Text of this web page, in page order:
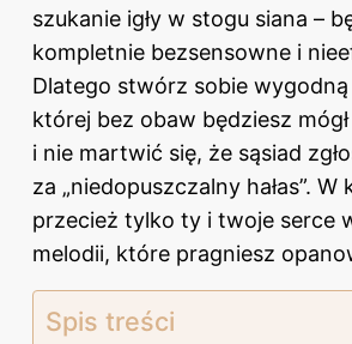
szukanie igły w stogu siana –
kompletnie bezsensowne i
Dlatego stwórz sobie
której bez obaw będziesz
i nie martwić się, że sąsiad
za „niedopuszczalny hałas”. W
przecież tylko ty i twoje serce
melodii, które pragniesz
Spis treści